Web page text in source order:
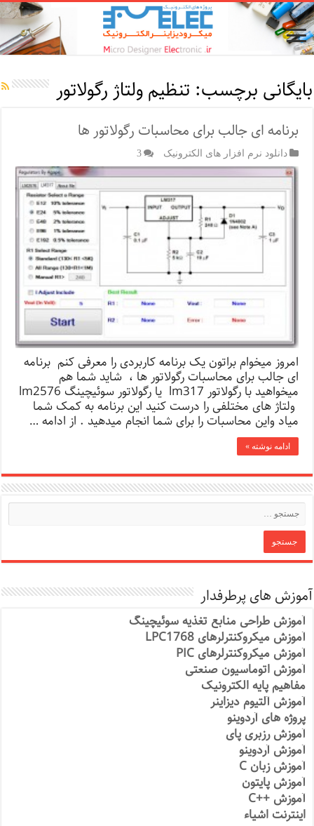
بایگانی برچسب: تنظیم ولتاژ رگولاتور
برنامه ای جالب برای محاسبات رگولاتور ها
دانلود نرم افزار های الکترونیک 3
امروز میخوام براتون یک برنامه کاربردی را معرفی کنم برنامه
ای جالب برای محاسبات رگولاتور ها ، شاید شما هم
میخواهید با رگولاتور lm317 یا رگولاتور سوئیچینگ lm2576
ولتاژ های مختلفی را درست کنید این برنامه به کمک شما
میاد واین محاسبات را برای شما انجام میدهید . از ادامه …
ادامه نوشته »
آموزش های پرطرفدار
آموزش طراحی منابع تغذیه سوئیچینگ
آموزش میکروکنترلرهای LPC1768
آموزش میکروکنترلرهای PIC
آموزش اتوماسیون صنعتی
مفاهیم پایه الکترونیک
آموزش آلتیوم دیزاینر
پروژه های آردوینو
آموزش رزبری پای
آموزش آردوینو
آموزش زبان C
آموزش پایتون
آموزش ++C
اینترنت اشیاء